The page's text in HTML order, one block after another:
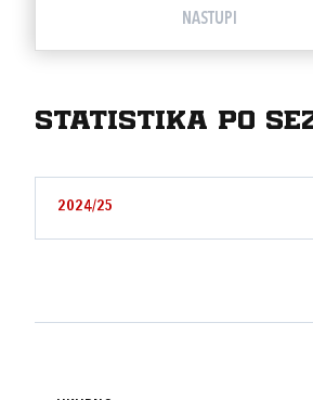
NASTUPI
Statistika po
2024/25